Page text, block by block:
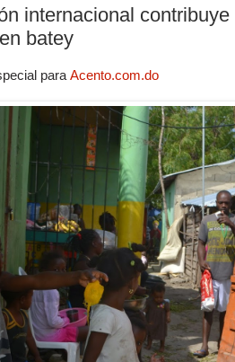
internacional
batey
para Acento.com.do